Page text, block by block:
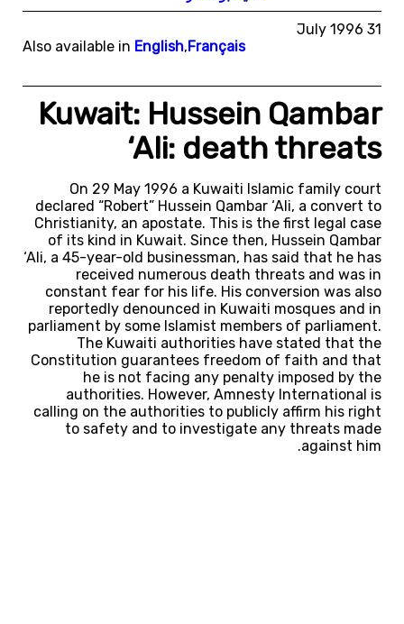
31 July 1996
Also available in English,Français
Kuwait: Hussein Qambar
‘Ali: death threats
On 29 May 1996 a Kuwaiti Islamic family court
declared “Robert” Hussein Qambar ‘Ali, a convert to
Christianity, an apostate. This is the first legal case
of its kind in Kuwait. Since then, Hussein Qambar
‘Ali, a 45-year-old businessman, has said that he has
received numerous death threats and was in
constant fear for his life. His conversion was also
reportedly denounced in Kuwaiti mosques and in
parliament by some Islamist members of parliament.
The Kuwaiti authorities have stated that the
Constitution guarantees freedom of faith and that
he is not facing any penalty imposed by the
authorities. However, Amnesty International is
calling on the authorities to publicly affirm his right
to safety and to investigate any threats made
against him.